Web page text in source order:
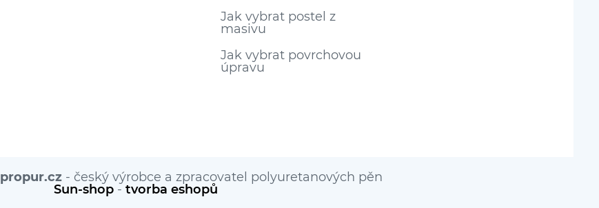
Jak vybrat postel z
masivu
Jak vybrat povrchovou
úpravu
propur.cz- český výrobce a zpracovatel polyuretanových pěn
Sun-shop - tvorba eshopů